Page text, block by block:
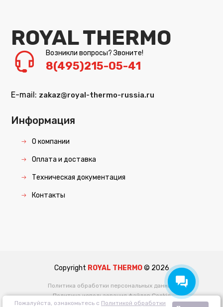
Пожалуйста, ознакомьтесь с Политикой обработки
ROYAL THERMO
Возникли вопросы? Звоните!
8(495)215-05-41
E-mail: zakaz@royal-thermo-russia.ru
Информация
О компании
Оплата и доставка
Техническая документация
Контакты
Copyright ROYAL THERMO© 2026
Политика обработки персональных данных
Политика использования файлов Cookie